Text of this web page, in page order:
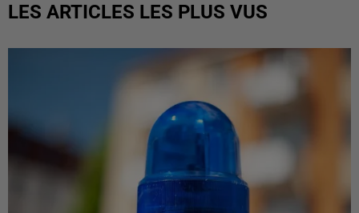
LES ARTICLES LES PLUS VUS